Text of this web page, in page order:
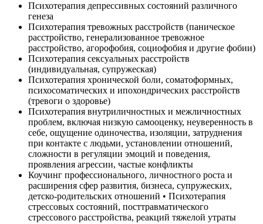
Психотерапия депрессивных состояний различного
генеза
Психотерапия тревожных расстройств (паническое
расстройство, генерализованное тревожное
расстройство, агорофобия, социофобия и другие фобии)
Психотерапия сексуальных расстройств
(индивидуальная, супружеская)
Психотерапия хронической боли, соматоформных,
психосоматических и ипохондрических расстройств
(тревоги о здоровье)
Психотерапия внутриличностных и межличностных
проблем, включая низкую самооценку, неуверенность в
себе, ощущение одиночества, изоляции, затруднения
при контакте с людьми, установлении отношений,
сложности в регуляции эмоций и поведения,
проявления агрессии, частые конфликты
Коучинг профессионального, личностного роста и
расширения сфер развития, бизнеса, супружеских,
детско-родительских отношений • Психотерапия
стрессовых состояний, посттравматического
стрессового расстройства, реакций тяжелой утраты